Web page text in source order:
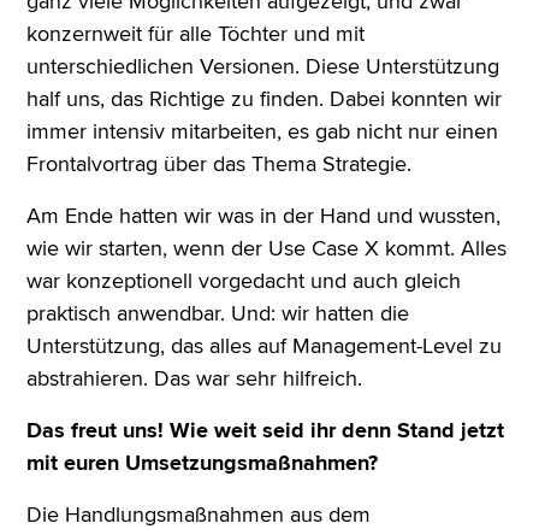
konzernweit für alle Töchter und mit
unterschiedlichen Versionen. Diese Unterstützung
half uns, das Richtige zu finden. Dabei konnten wir
immer intensiv mitarbeiten, es gab nicht nur einen
Frontalvortrag über das Thema Strategie.
Am Ende hatten wir was in der Hand und wussten,
wie wir starten, wenn der Use Case X kommt. Alles
war konzeptionell vorgedacht und auch gleich
praktisch anwendbar. Und: wir hatten die
Unterstützung, das alles auf Management-Level zu
abstrahieren. Das war sehr hilfreich.
Das freut uns! Wie weit seid ihr denn Stand jetzt
mit euren Umsetzungsmaßnahmen?
Die Handlungsmaßnahmen aus dem